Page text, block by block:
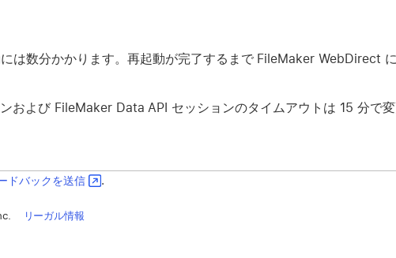
は数分かかります。再起動が完了するまで FileMaker WebDirect
および FileMaker Data API セッションのタイムアウトは 15 分で変
ドバックを送信 .
リーガル情報